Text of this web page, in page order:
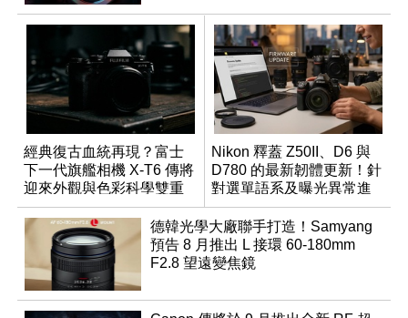
經典復古血統再現？富士
下一代旗艦相機 X-T6 傳將
迎來外觀與色彩科學雙重
優化
Nikon 釋蓋 Z50II、D6 與
D780 的最新韌體更新！針
對選單語系及曝光異常進
行修復
德韓光學大廠聯手打造！Samyang
預告 8 月推出 L 接環 60-180mm
F2.8 望遠變焦鏡